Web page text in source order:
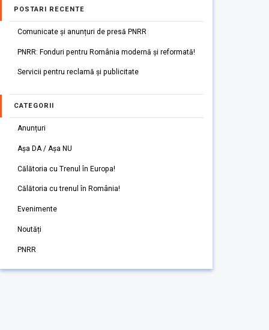
POSTARI RECENTE
Comunicate și anunțuri de presă PNRR
PNRR: Fonduri pentru România modernă și reformată!
Servicii pentru reclamă și publicitate
CATEGORII
Anunțuri
Așa DA / Așa NU
Călătoria cu Trenul în Europa!
Călătoria cu trenul în România!
Evenimente
Noutăți
PNRR